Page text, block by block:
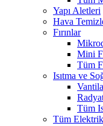
Yapı Aletleri
Hava
Fırınlar
Mini
Tüm
Isıtma ve
Tüm
Tüm